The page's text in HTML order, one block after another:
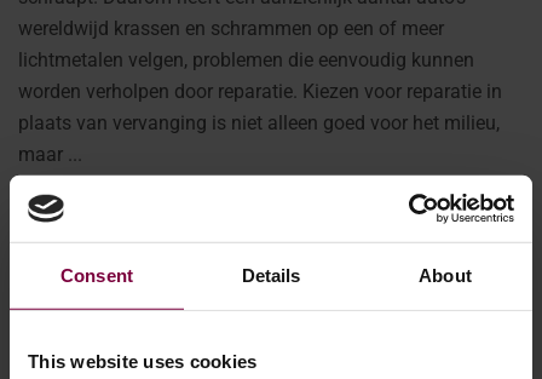
Consent Details About
This website uses cookies
wereldwijd krassen en schrammen op een of meer
lichtmetalen velgen, problemen die eenvoudig kunnen
worden verholpen door reparatie. Kiezen voor reparatie in
plaats van vervanging is niet alleen goed voor het milieu,
maar ...
Meer